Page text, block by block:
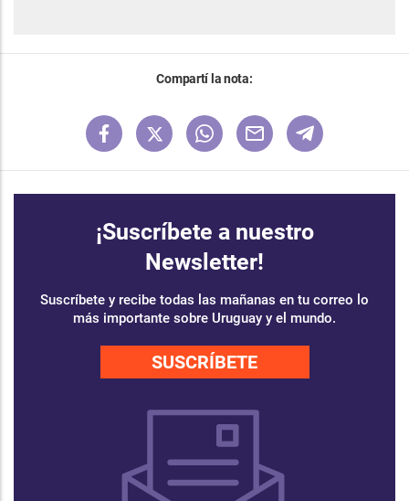
Compartí la nota:
¡Suscríbete a nuestro
Newsletter!
Suscríbete y recibe todas las mañanas en tu correo lo
más importante sobre Uruguay y el mundo.
SUSCRÍBETE